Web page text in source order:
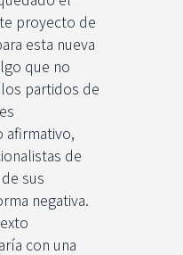
proyecto de
esta nueva
que no
partidos de
afirmativo,
de
sus
negativa.
con una